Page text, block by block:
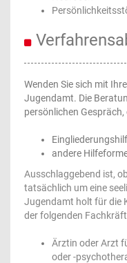
Wenden Sie sich mit
Jugendamt. Die
persönlichen Gespräch,
andere
Ausschlaggebend ist,
tatsächlich um eine
Jugendamt holt für die
der folgenden
Ärztin oder Arzt
oder -